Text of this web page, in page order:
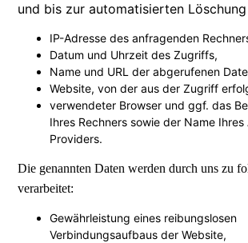
und bis zur automatisierten
IP-Adresse des anfragenden
Datum und Uhrzeit des Zugriffs,
Name und URL der abgerufenen
Website, von der aus der Zugriff
verwendeter Browser und ggf. das
Ihres Rechners sowie der Name
Providers.
Die genannten Daten werden durch uns zu
verarbeitet:
Gewährleistung eines reibungslosen
Verbindungsaufbaus der Website,